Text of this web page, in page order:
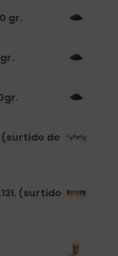
gr.
(surtido de
(surtido